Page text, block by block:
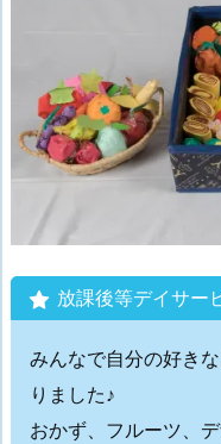
放課後等デイサ
みんなで自分の好き
りました♪
おかず、フルーツ、